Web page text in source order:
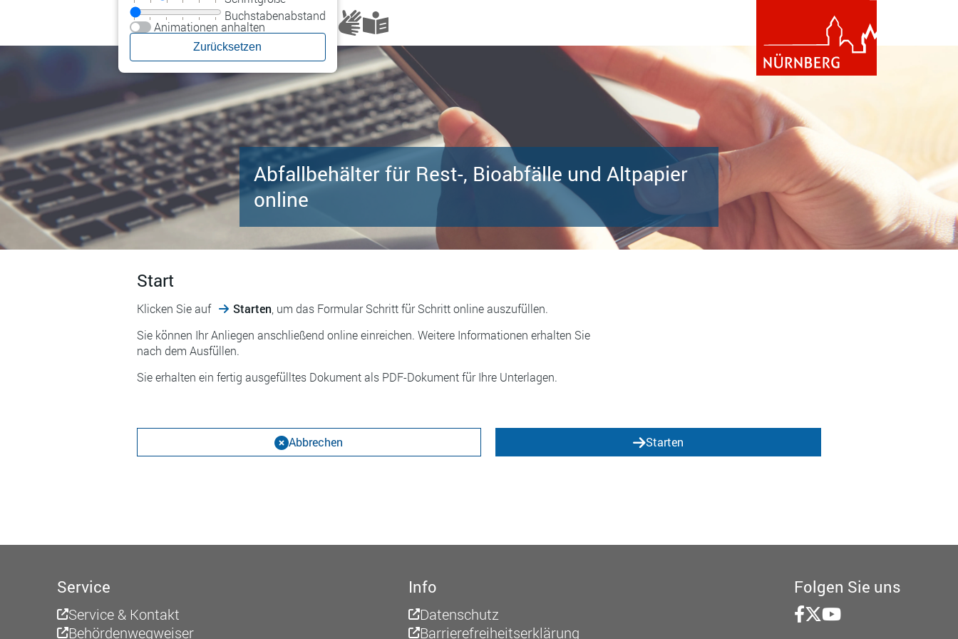
Buchstabenabstand
Animationen anhalten
Abfallbehälter für Rest-, Bioabfälle und Altpapier
online
Start
Klicken Sie auf Starten , um das Formular Schritt für Schritt online auszufüllen.
Sie können Ihr Anliegen anschließend online einreichen. Weitere Informationen erhalten Sie
nach dem Ausfüllen.
Sie erhalten ein fertig ausgefülltes Dokument als PDF-Dokument für Ihre Unterlagen.
Abbrechen Starten
Service
Service & Kontakt
Behördenwegweiser
Info
Datenschutz
Barrierefreiheitserklärung
Folgen Sie uns